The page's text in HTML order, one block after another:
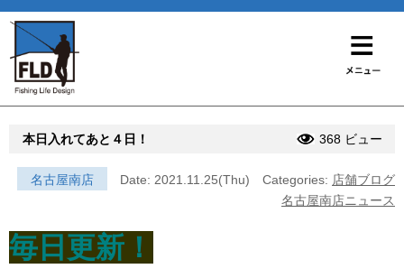
本日入れてあと４日！ 368 ビュー
名古屋南店 Date: 2021.11.25(Thu) Categories: 店舗ブログ
名古屋南店ニュース
毎日更新！